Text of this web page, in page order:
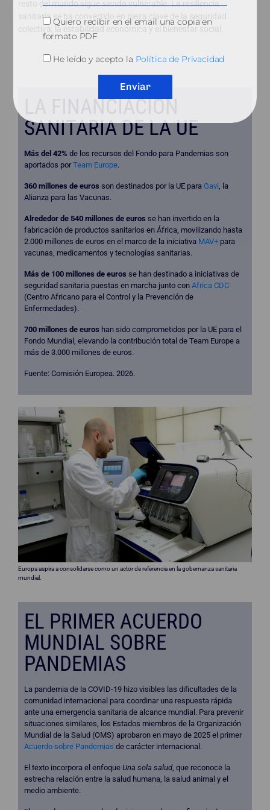
resto del mundo sigue siendo vulnerable. La resiliencia
sanitaria se ha convertido en pieza clave de la seguridad
colectiva, la estabilidad económica y el bienestar social.
LA FINANCIACIÓN
SANITARIA DE LA UE
Más del 42% de los recursos del Fondo para Pandemias son
aportados porTeam Europe.
360 millones de euros son destinados por la UE para Gavi , la
Alianza para las Vacunas.
Alrededor de 540 millones de euros se han invertido en la
fabricación de productos sanitarios en África, movilizando hasta
2.000 millones de euros en el marco de la iniciativa MAV+ para
vacunas, medicamentos y tecnologías sanitarias.
Más de 100 millones de euros se han destinado a iniciativas de
seguridad sanitaria puestas en marcha junto con Africa CDC
(Centro Africano para el Control y la Prevención de
Enfermedades).
700 millones de euros han sido comprometidos por la UE para el
Fondo Mundial, elevando la contribución total de Team Europe a
más de 3.000 millones de euros.
Fuente: Comisión Europea. 2026.
Europa aspira a consolidarse como un actor de referencia en la gobernanza sanitaria
mundial.
EL PRIMER ACUERDO
MUNDIAL SOBRE
PANDEMIAS
La pandemia de la COVID-19 hizo visibles las dificultades de la
comunidad internacional para coordinar una respuesta rápida
ante una emergencia sanitaria de alcance mundial. Para prevenir
situaciones similares, los Estados miembros de la Organización
Mundial de la Salud (OMS) aprobaron en mayo de 2025 el primer
Acuerdo sobre Pandemias de carácter internacional.
El texto incorpora el enfoque Una sola salud , que reconoce la
estrecha relación entre la salud humana, la salud animal y el
medio ambiente.
Quiero recibir en el email una copia en
formato PDF
He leído y acepto la Política de Privacidad
Enviar